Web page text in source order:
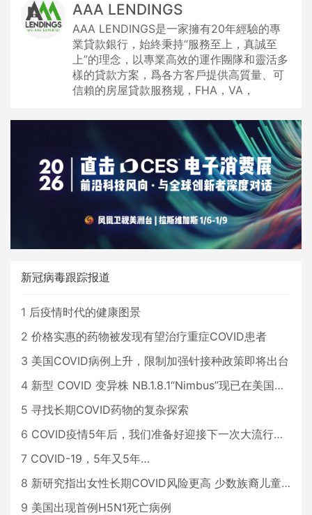
AAA LENDINGS
AAA LENDINGS是一家擁有20年經驗的專
業貸款銀行，始終秉持“服務至上，真誠至
上”的理念，以專業高效的運作團隊和靈活多
樣的貸款方案，爲各方客戶提供高質量、可
信賴的房屋貸款服務规，FHA，VA，
新冠病毒跟踪报道
1 后疫情时代的健康图景
2 价格实惠的药物被发现有望治疗重症COVID患者
3 美国COVID病例上升，限制加强针接种政策即将出台
4 新型 COVID 变异株 NB.1.8.1“Nimbus”现已在美国占据主导地位
5 寻找长期COVID药物的复杂探索
6 COVID疫情5年后，我们准备好迎接下一次大流行了吗？
7 COVID-19，5年又5年…
8 新研究指出女性长期COVID风险更高 少数族裔儿童存在差异
9 美国出现首例H5N1死亡病例